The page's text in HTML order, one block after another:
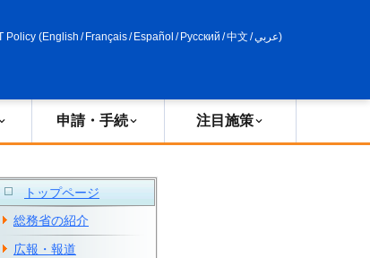
Policy (English / Français/ Español / Русский /中文 /عربي)
申請・手続 注目施策
トップページ
総務省の紹介
広報・報道